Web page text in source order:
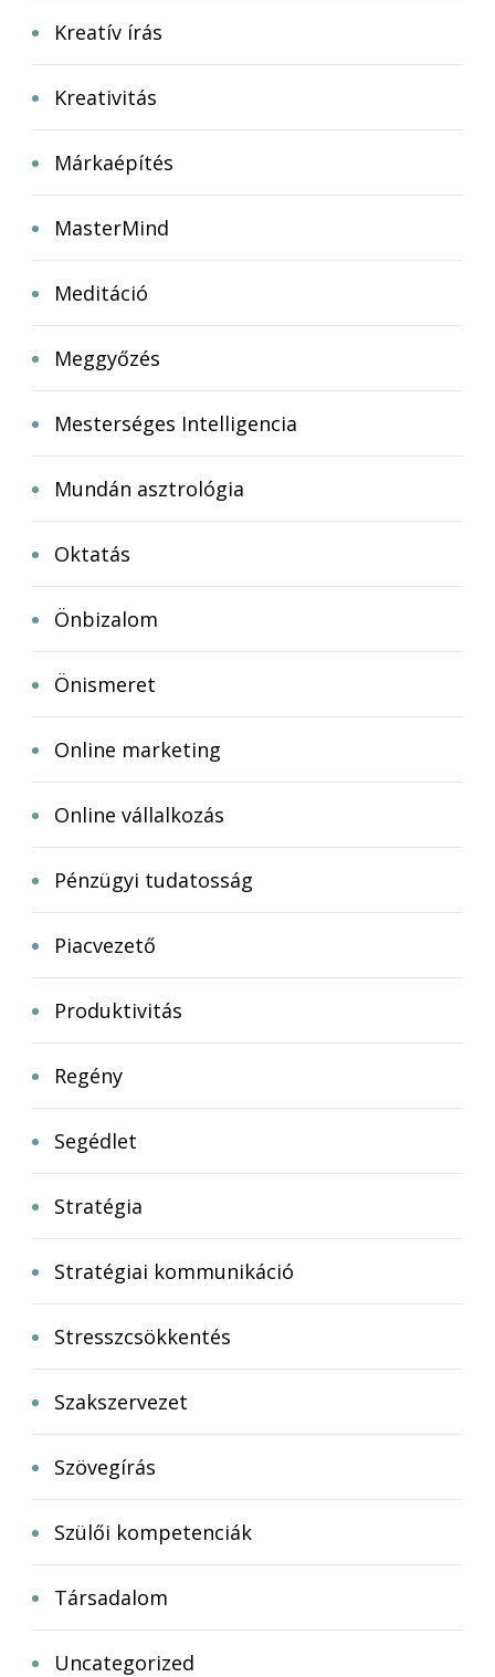
Kreatív írás
Kreativitás
Márkaépítés
MasterMind
Meditáció
Meggyőzés
Mesterséges Intelligencia
Mundán asztrológia
Oktatás
Önbizalom
Önismeret
Online marketing
Online vállalkozás
Pénzügyi tudatosság
Piacvezető
Produktivitás
Regény
Segédlet
Stratégia
Stratégiai kommunikáció
Stresszcsökkentés
Szakszervezet
Szövegírás
Szülői kompetenciák
Társadalom
Uncategorized